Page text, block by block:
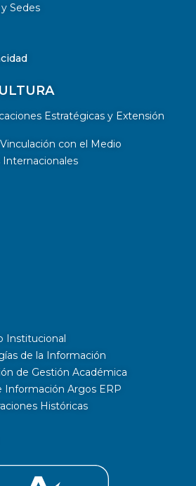
Sedes
Estratégicas y Extensión
con el Medio
Institucional
de la Información
de Gestión Académica
Argos ERP
Históricas